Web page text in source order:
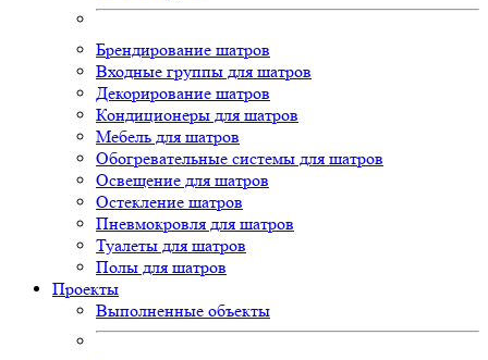
Брендирование шатров
Входные группы для шатров
Декорирование шатров
Кондиционеры для шатров
Мебель для шатров
Обогревательные системы для шатров
Освещение для шатров
Остекление шатров
Пневмокровля для шатров
Туалеты для шатров
Полы для шатров
Проекты
Выполненные объекты